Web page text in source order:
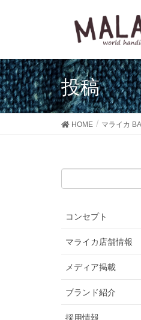
投稿
HOME マライカ
コンセプト
マライカ店舗情報
メディア掲載
ブランド紹介
採用情報